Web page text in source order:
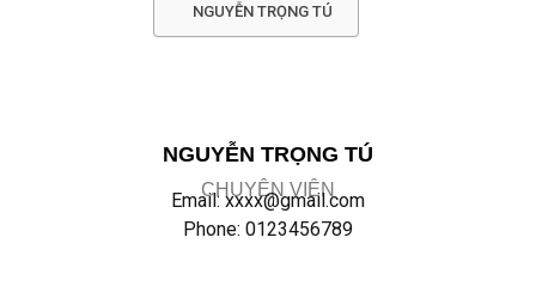
NGUYỄN TRỌNG TÚ
NGUYỄN TRỌNG TÚ
CHUYÊN VIÊN
Email: xxxx@gmail.com
Phone: 0123456789